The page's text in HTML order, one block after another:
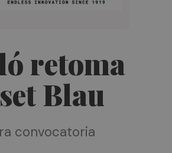
retoma
Blau
convocatoria